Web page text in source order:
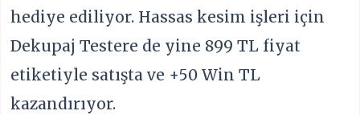
hediye ediliyor. Hassas kesim işleri için
Dekupaj Testere de yine 899 TL fiyat
etiketiyle satışta ve +50 Win TL
kazandırıyor.